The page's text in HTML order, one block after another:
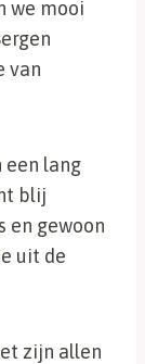
we mooi
van
een lang
blij
en gewoon
uit de
zijn allen